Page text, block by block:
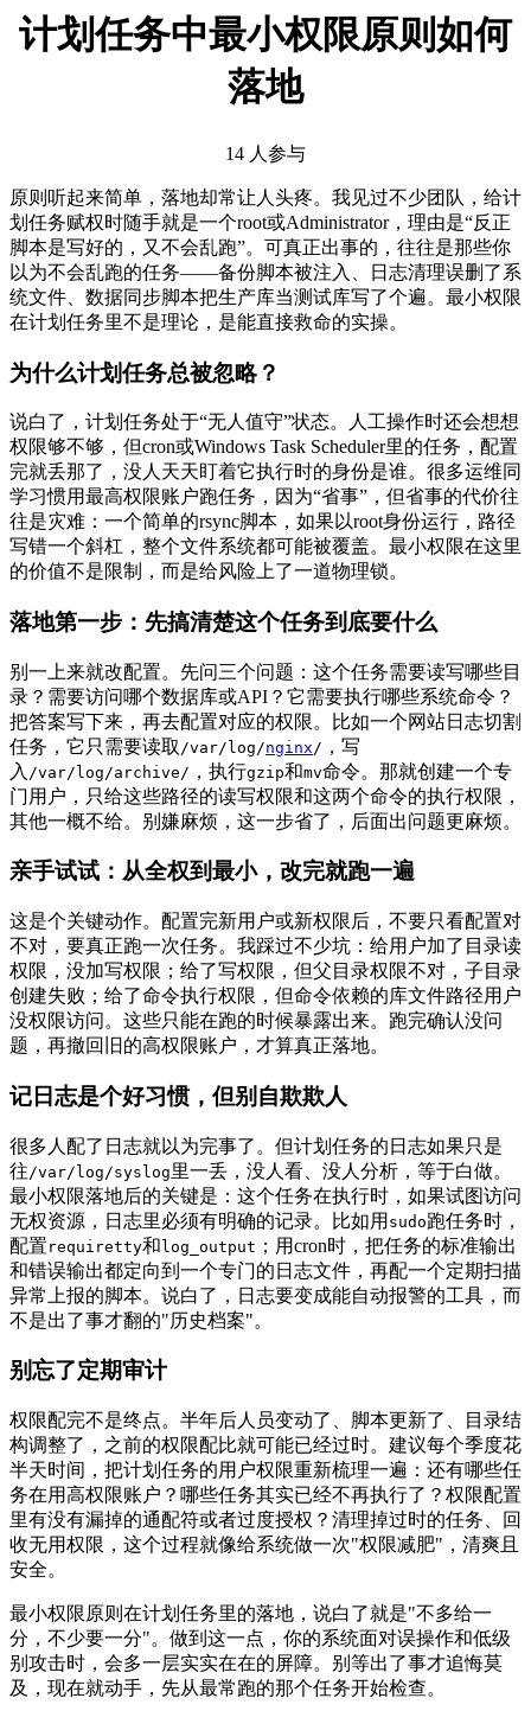
计划任务中最小权限原则如何
落地
14 人参与
原则听起来简单，落地却常让人头疼。我见过不少团队，给计
划任务赋权时随手就是一个root或Administrator，理由是“反正
脚本是写好的，又不会乱跑”。可真正出事的，往往是那些你
以为不会乱跑的任务——备份脚本被注入、日志清理误删了系
统文件、数据同步脚本把生产库当测试库写了个遍。最小权限
在计划任务里不是理论，是能直接救命的实操。
为什么计划任务总被忽略？
说白了，计划任务处于“无人值守”状态。人工操作时还会想想
权限够不够，但cron或Windows Task Scheduler里的任务，配置
完就丢那了，没人天天盯着它执行时的身份是谁。很多运维同
学习惯用最高权限账户跑任务，因为“省事”，但省事的代价往
往是灾难：一个简单的rsync脚本，如果以root身份运行，路径
写错一个斜杠，整个文件系统都可能被覆盖。最小权限在这里
的价值不是限制，而是给风险上了一道物理锁。
落地第一步：先搞清楚这个任务到底要什么
别一上来就改配置。先问三个问题：这个任务需要读写哪些目
录？需要访问哪个数据库或API？它需要执行哪些系统命令？
把答案写下来，再去配置对应的权限。比如一个网站日志切割
任务，它只需要读取 /var/log/nginx / ，写
入 /var/log/archive/ ，执行gzip和mv命令。那就创建一个专
门用户，只给这些路径的读写权限和这两个命令的执行权限，
其他一概不给。别嫌麻烦，这一步省了，后面出问题更麻烦。
亲手试试：从全权到最小，改完就跑一遍
这是个关键动作。配置完新用户或新权限后，不要只看配置对
不对，要真正跑一次任务。我踩过不少坑：给用户加了目录读
权限，没加写权限；给了写权限，但父目录权限不对，子目录
创建失败；给了命令执行权限，但命令依赖的库文件路径用户
没权限访问。这些只能在跑的时候暴露出来。跑完确认没问
题，再撤回旧的高权限账户，才算真正落地。
记日志是个好习惯，但别自欺欺人
很多人配了日志就以为完事了。但计划任务的日志如果只是
往 /var/log/syslog里一丢，没人看、没人分析，等于白做。
最小权限落地后的关键是：这个任务在执行时，如果试图访问
无权资源，日志里必须有明确的记录。比如用 sudo跑任务时，
配置 requiretty和log_output ；用cron时，把任务的标准输出
和错误输出都定向到一个专门的日志文件，再配一个定期扫描
异常上报的脚本。说白了，日志要变成能自动报警的工具，而
不是出了事才翻的"历史档案"。
别忘了定期审计
权限配完不是终点。半年后人员变动了、脚本更新了、目录结
构调整了，之前的权限配比就可能已经过时。建议每个季度花
半天时间，把计划任务的用户权限重新梳理一遍：还有哪些任
务在用高权限账户？哪些任务其实已经不再执行了？权限配置
里有没有漏掉的通配符或者过度授权？清理掉过时的任务、回
收无用权限，这个过程就像给系统做一次"权限减肥"，清爽且
安全。
最小权限原则在计划任务里的落地，说白了就是"不多给一
分，不少要一分"。做到这一点，你的系统面对误操作和低级
别攻击时，会多一层实实在在的屏障。别等出了事才追悔莫
及，现在就动手，先从最常跑的那个任务开始检查。